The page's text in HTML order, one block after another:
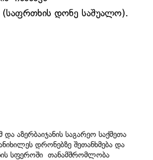
(საფრთხის დონე საშუალო).
აზერბაიჯანის საგარეო საქმეთა
დრონებზე შეთანხმება და
სფეროში თანამშრომლობა